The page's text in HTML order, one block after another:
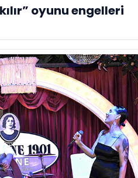
oyunu engelleri